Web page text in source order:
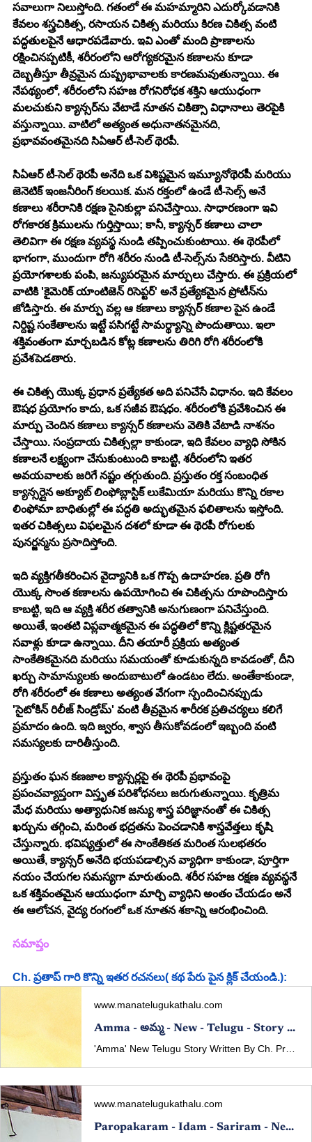
సవాలుగా నిలుస్తోంది. గతంలో ఈ మహమ్మారిని ఎదుర్కోవడానికి
కేవలం శస్త్రచికిత్స, రసాయన చికిత్స మరియు కిరణ చికిత్స వంటి
పద్ధతులపైనే ఆధారపడేవారు. ఇవి ఎంతో మంది ప్రాణాలను
రక్షించినప్పటికీ, శరీరంలోని ఆరోగ్యకరమైన కణాలను కూడా
దెబ్బతీస్తూ తీవ్రమైన దుష్ప్రభావాలకు కారణమవుతున్నాయి. ఈ
నేపథ్యంలో, శరీరంలోని సహజ రోగనిరోధక శక్తిని ఆయుధంగా
మలచుకుని క్యాన్సర్‌ను వేటాడే నూతన చికిత్సా విధానాలు తెరపైకి
వస్తున్నాయి. వాటిలో అత్యంత అధునాతనమైనది,
ప్రభావవంతమైనది సిఏఆర్ టీ-సెల్ థెరపీ.
సిఏఆర్ టీ-సెల్ థెరపీ అనేది ఒక విశిష్టమైన ఇమ్యూనోథెరపీ మరియు
జెనెటిక్ ఇంజనీరింగ్ కలయిక. మన రక్తంలో ఉండే టీ-సెల్స్ అనే
కణాలు శరీరానికి రక్షణ సైనికుల్లా పనిచేస్తాయి. సాధారణంగా ఇవి
రోగకారక క్రిములను గుర్తిస్తాయి; కానీ, క్యాన్సర్ కణాలు చాలా
తెలివిగా ఈ రక్షణ వ్యవస్థ నుండి తప్పించుకుంటాయి. ఈ థెరపీలో
భాగంగా, ముందుగా రోగి శరీరం నుండి టీ-సెల్స్‌ను సేకరిస్తారు. వీటిని
ప్రయోగశాలకు పంపి, జన్యుపరమైన మార్పులు చేస్తారు. ఈ ప్రక్రియలో
వాటికి 'కైమెరిక్ యాంటిజెన్ రిసెప్టర్' అనే ప్రత్యేకమైన ప్రోటీన్‌ను
జోడిస్తారు. ఈ మార్పు వల్ల ఆ కణాలు క్యాన్సర్ కణాల పైన ఉండే
నిర్దిష్ట సంకేతాలను ఇట్టే పసిగట్టే సామర్థ్యాన్ని పొందుతాయి. ఇలా
శక్తివంతంగా మార్చబడిన కోట్ల కణాలను తిరిగి రోగి శరీరంలోకి
ప్రవేశపెడతారు.
ఈ చికిత్స యొక్క ప్రధాన ప్రత్యేకత అది పనిచేసే విధానం. ఇది కేవలం
ఔషధ ప్రయోగం కాదు, ఒక సజీవ ఔషధం. శరీరంలోకి ప్రవేశించిన ఈ
మార్పు చెందిన కణాలు క్యాన్సర్ కణాలను వెతికి వేటాడి నాశనం
చేస్తాయి. సంప్రదాయ చికిత్సల్లా కాకుండా, ఇది కేవలం వ్యాధి సోకిన
కణాలనే లక్ష్యంగా చేసుకుంటుంది కాబట్టి, శరీరంలోని ఇతర
అవయవాలకు జరిగే నష్టం తగ్గుతుంది. ప్రస్తుతం రక్త సంబంధిత
క్యాన్సర్లైన అక్యూట్ లింఫోబ్లాస్టిక్ లుకేమియా మరియు కొన్ని రకాల
లింఫోమా బాధితుల్లో ఈ పద్ధతి అద్భుతమైన ఫలితాలను ఇస్తోంది.
ఇతర చికిత్సలు విఫలమైన దశలో కూడా ఈ థెరపీ రోగులకు
పునర్జన్మను ప్రసాదిస్తోంది.
ఇది వ్యక్తిగతీకరించిన వైద్యానికి ఒక గొప్ప ఉదాహరణ. ప్రతి రోగి
యొక్క సొంత కణాలను ఉపయోగించి ఈ చికిత్సను రూపొందిస్తారు
కాబట్టి, ఇది ఆ వ్యక్తి శరీర తత్వానికి అనుగుణంగా పనిచేస్తుంది.
అయితే, ఇంతటి విప్లవాత్మకమైన ఈ పద్ధతిలో కొన్ని క్లిష్టతరమైన
సవాళ్లు కూడా ఉన్నాయి. దీని తయారీ ప్రక్రియ అత్యంత
సాంకేతికమైనది మరియు సమయంతో కూడుకున్నది కావడంతో, దీని
ఖర్చు సామాన్యులకు అందుబాటులో ఉండటం లేదు. అంతేకాకుండా,
రోగి శరీరంలో ఈ కణాలు అత్యంత వేగంగా స్పందించినప్పుడు
'సైటోకిన్ రిలీజ్ సిండ్రోమ్' వంటి తీవ్రమైన శారీరక ప్రతిచర్యలు కలిగే
ప్రమాదం ఉంది. ఇది జ్వరం, శ్వాస తీసుకోవడంలో ఇబ్బంది వంటి
సమస్యలకు దారితీస్తుంది.
ప్రస్తుతం ఘన కణజాల క్యాన్సర్లపై ఈ థెరపీ ప్రభావంపై
ప్రపంచవ్యాప్తంగా విస్తృత పరిశోధనలు జరుగుతున్నాయి. కృత్రిమ
మేధ మరియు అత్యాధునిక జన్యు శాస్త్ర పరిజ్ఞానంతో ఈ చికిత్స
ఖర్చును తగ్గించి, మరింత భద్రతను పెంచడానికి శాస్త్రవేత్తలు కృషి
చేస్తున్నారు. భవిష్యత్తులో ఈ సాంకేతికత మరింత సులభతరం
అయితే, క్యాన్సర్ అనేది భయపడాల్సిన వ్యాధిగా కాకుండా, పూర్తిగా
నయం చేయగల సమస్యగా మారుతుంది. శరీర సహజ రక్షణ వ్యవస్థనే
ఒక శక్తివంతమైన ఆయుధంగా మార్చి వ్యాధిని అంతం చేయడం అనే
ఈ ఆలోచన, వైద్య రంగంలో ఒక నూతన శకాన్ని ఆరంభించింది.
సమాప్తం
Ch. ప్రతాప్ గారి కొన్ని ఇతర రచనలు( కథ పేరు పైన క్లిక్ చేయండి.):
www.manatelugukathalu.com
Amma - అమ్మ - New - Telugu - Story - By - Ch. Pratap
www.manatelugukathalu.com
Paropakaram - Idam - Sariram - New - Telugu - Story - Written - By - Ch. Pratap - పరోపకారం - ఇదం - శరీరం